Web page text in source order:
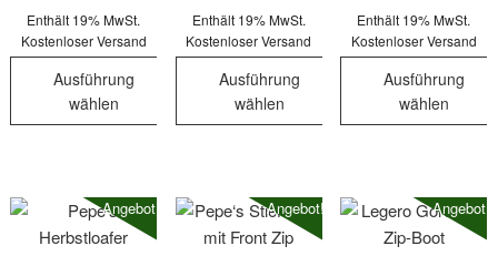
auf
der
gewählt
werden
können
auf
Produktseite
gewählt
auf
der
gewählt
werden
Enthält 19% MwSt.
Kostenloser Versand
Ausführung
wählen
mehrere
Varianten
Enthält 19% MwSt.
Kostenloser Versand
Ausführung
wählen
mehrere
Varianten
Enthält 19% MwSt.
Kostenloser Versand
Ausführung
wählen
mehrere
Varianten
Angebot! Angebot! Angebot!